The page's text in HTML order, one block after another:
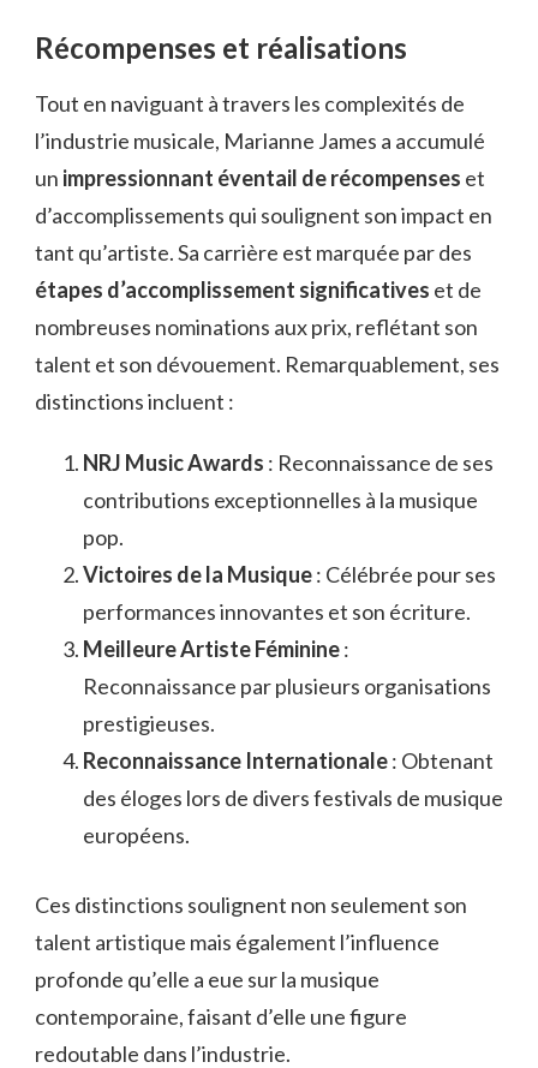
Récompenses et réalisations
Tout en naviguant à travers les complexités de
l’industrie musicale, Marianne James a accumulé
un impressionnant éventail de récompenses et
d’accomplissements qui soulignent son impact en
tant qu’artiste. Sa carrière est marquée par des
étapes d’accomplissement significatives et de
nombreuses nominations aux prix, reflétant son
talent et son dévouement. Remarquablement, ses
distinctions incluent :
NRJ Music Awards : Reconnaissance de ses
contributions exceptionnelles à la musique
pop.
Victoires de la Musique: Célébrée pour ses
performances innovantes et son écriture.
Meilleure Artiste Féminine:
Reconnaissance par plusieurs organisations
prestigieuses.
Reconnaissance Internationale: Obtenant
des éloges lors de divers festivals de musique
européens.
Ces distinctions soulignent non seulement son
talent artistique mais également l’influence
profonde qu’elle a eue sur la musique
contemporaine, faisant d’elle une figure
redoutable dans l’industrie.